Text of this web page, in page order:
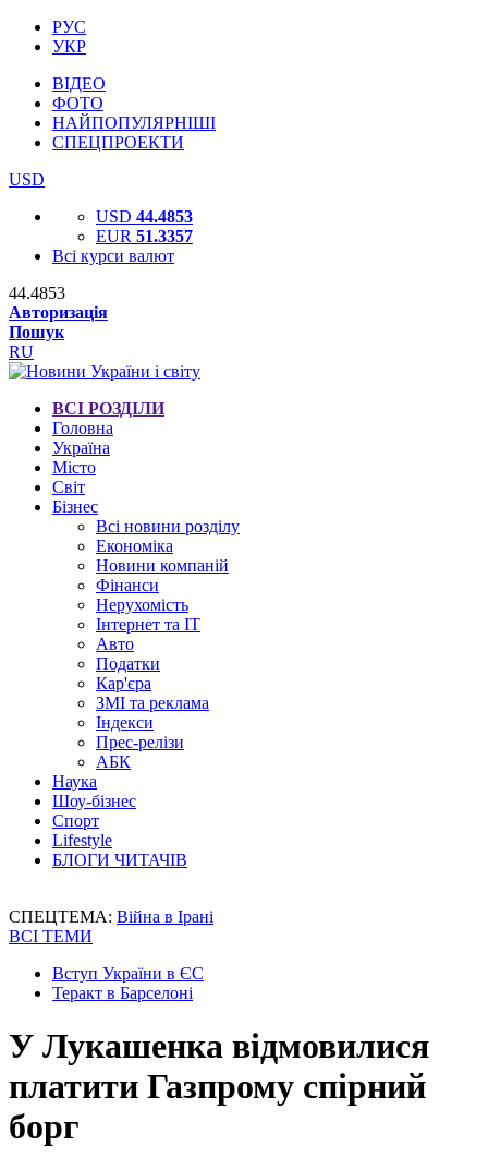
РУС
УКР
ВІДЕО
ФОТО
НАЙПОПУЛЯРНІШІ
СПЕЦПРОЕКТИ
USD
USD 44.4853
EUR 51.3357
Всі курси валют
44.4853
Авторизація
Пошук
RU
ВСІ РОЗДІЛИ
Головна
Україна
Місто
Світ
Бізнес
Всі новини розділу
Економіка
Новини компаній
Фінанси
Нерухомість
Інтернет та IT
Авто
Податки
Кар'єра
ЗМІ та реклама
Індекси
Прес-релізи
АБК
Наука
Шоу-бізнес
Спорт
Lifestyle
БЛОГИ ЧИТАЧІВ
СПЕЦТЕМА: Війна в Ірані
ВСІ ТЕМИ
Вступ України в ЄС
Теракт в Барселоні
У Лукашенка відмовилися
платити Газпрому спірний
борг